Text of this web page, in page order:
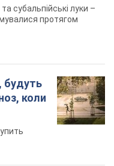
субальпійські луки –
протягом
будуть
коли